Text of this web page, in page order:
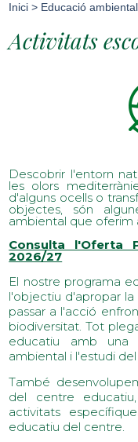
Inici > Educació ambiental
Activitats
Descobrir l'entorn
les olors
d'alguns ocells o
objectes, són
ambiental que oferim
Consulta l'Oferta
2026/27
El nostre programa
l'objectiu d'apropar
passar a l'acció
biodiversitat. Tot
educatiu amb una
ambiental i l'estudi
També
del centre
activitats
educatiu del centre.